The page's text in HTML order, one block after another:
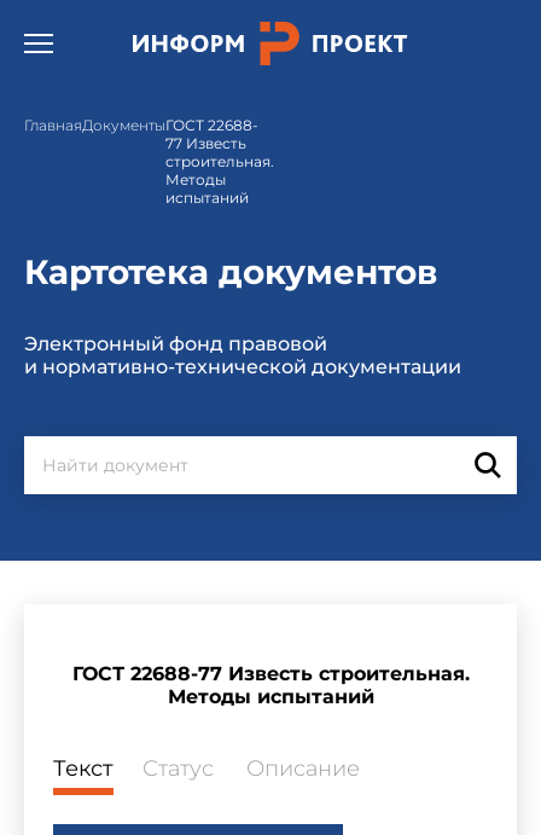
Открыть бургер меню.
ГлавнаяДокументыГОСТ 22688-
77 Известь
строительная.
Методы
испытаний
Картотека документов
Электронный фонд правовой
и нормативно-технической документации
ГОСТ 22688-77 Известь строительная.
Методы испытаний
Текст Статус Описание